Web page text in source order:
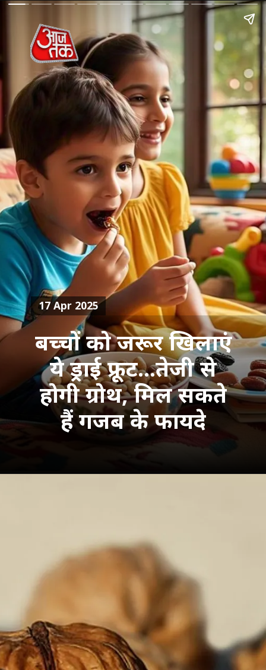
बच्चों को जरूर खिलाएं
ये ड्राई फ्रूट...तेजी से
होगी ग्रोथ, मिल सकते
हैं गजब के फायदे
17 Apr 2025